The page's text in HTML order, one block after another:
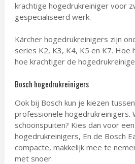
krachtige hogedrukreiniger voor
gespecialiseerd werk.
Kärcher hogedrukreinigers zijn
series K2, K3, K4, K5 en K7. Hoe
hoe krachtiger de
Bosch hogedrukreinigers
Ook bij Bosch kun je kiezen
professionele hogedrukreinigers.
schoonspuiten? Kies dan voor
hogedrukreinigers, En de Bosch
compacte, makkelijk mee te
met snoer.